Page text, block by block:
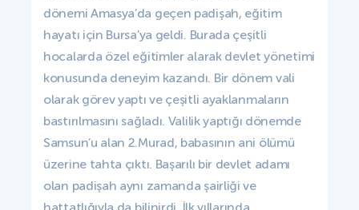
dönemi Amasya’da geçen padişah, eğitim
hayatı için Bursa’ya geldi. Burada çeşitli
hocalarda özel eğitimler alarak devlet yönetimi
konusunda deneyim kazandı. Bir dönem vali
olarak görev yaptı ve çeşitli ayaklanmaların
bastırılmasını sağladı. Valilik yaptığı dönemde
Samsun’u alan 2.Murad, babasının ani ölümü
üzerine tahta çıktı. Başarılı bir devlet adamı
olan padişah aynı zamanda şairliği ve
hattatlığıyla da bilinirdi. İlk yıllarında